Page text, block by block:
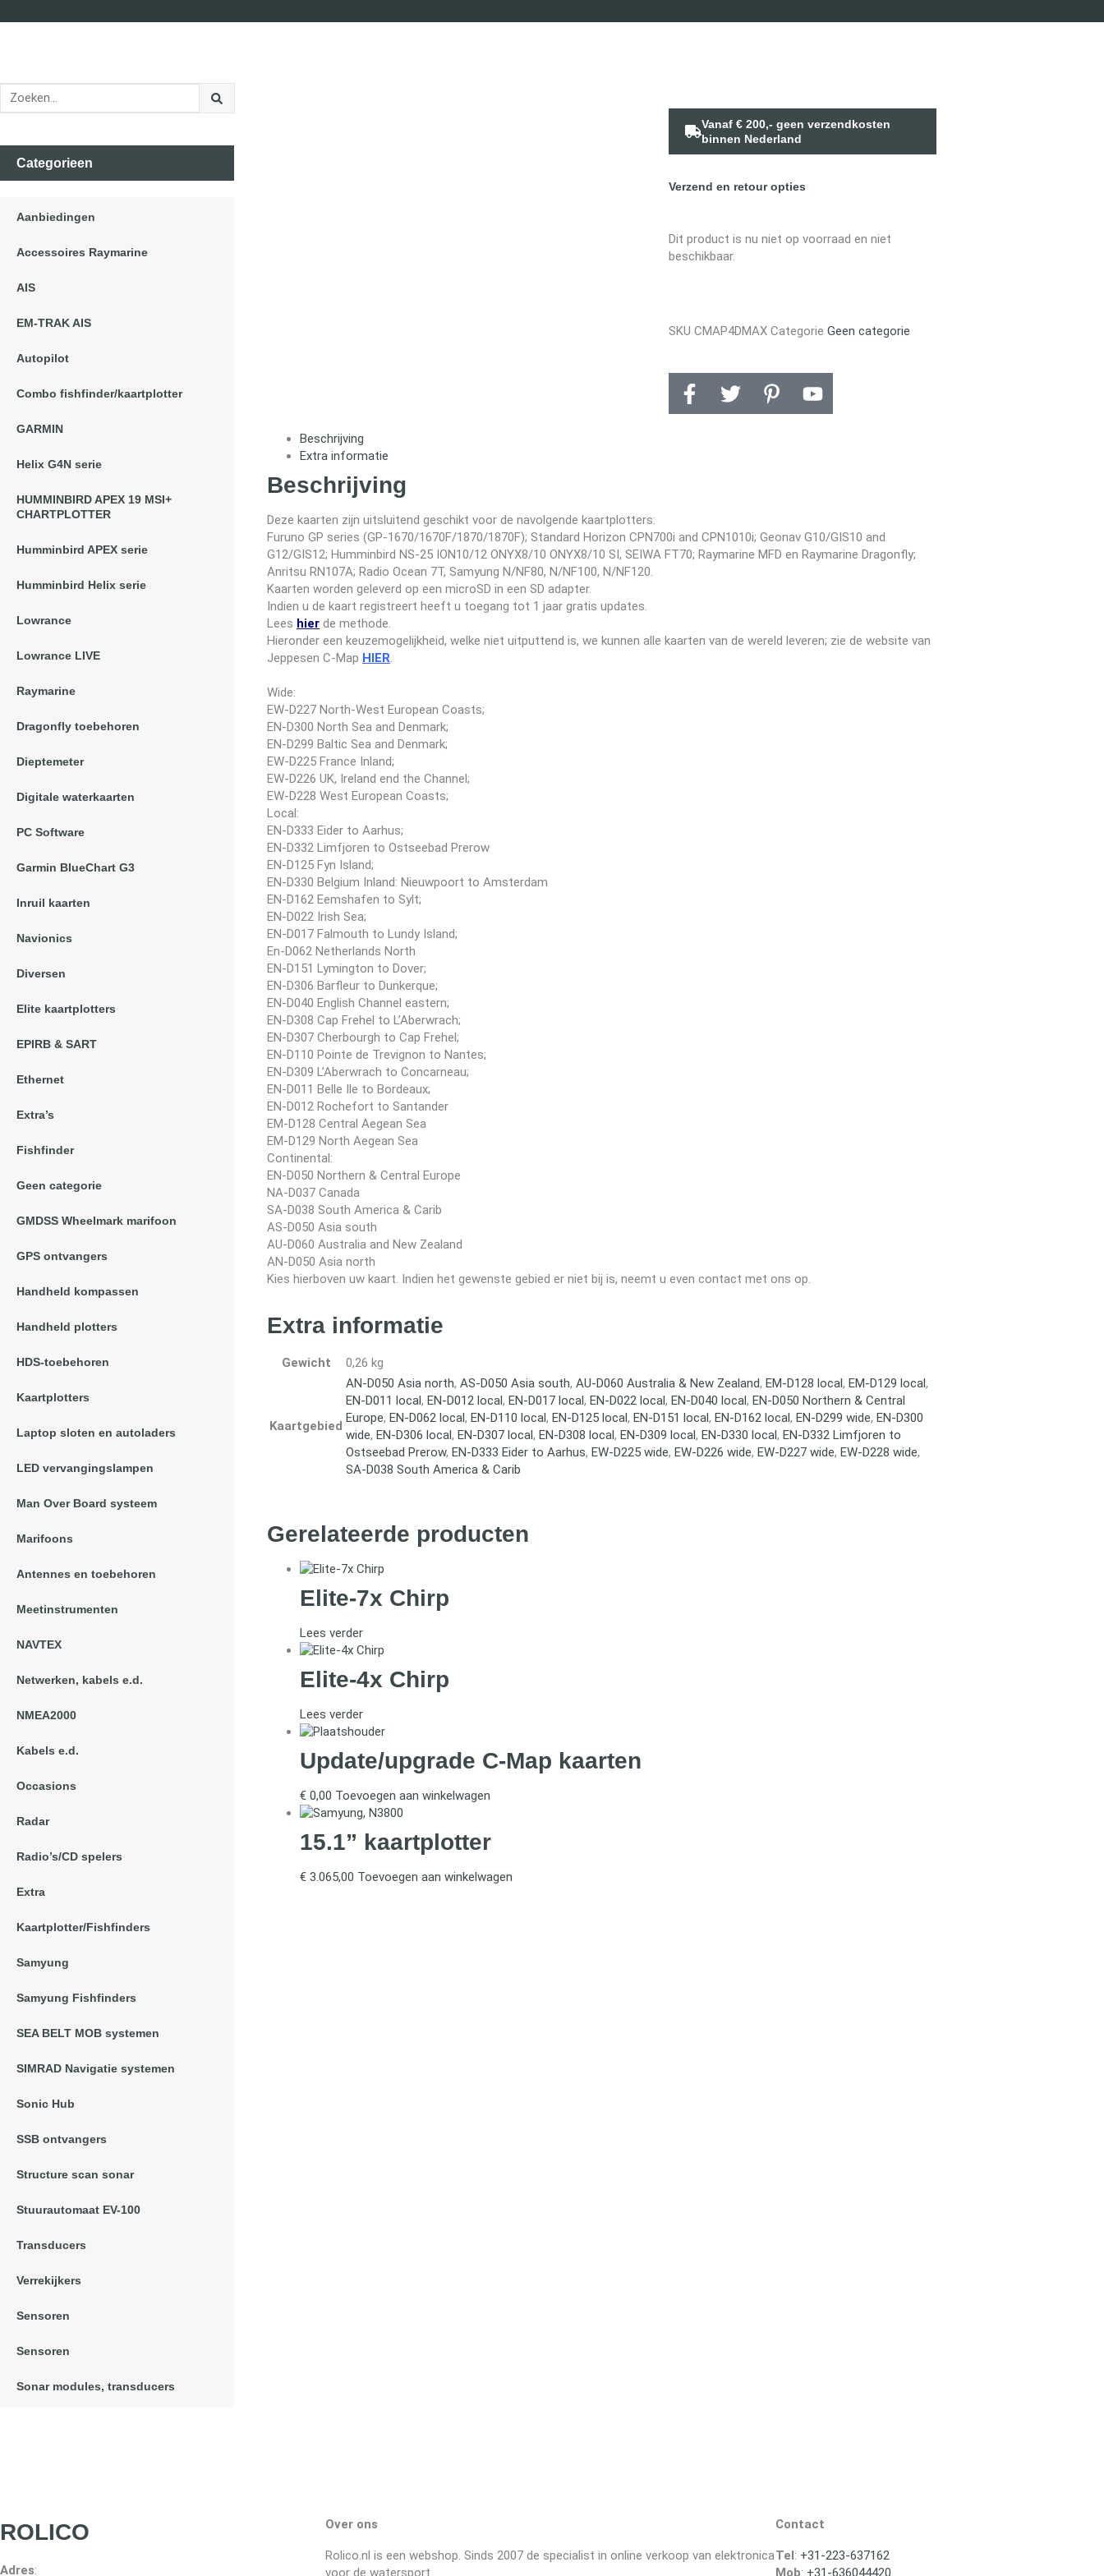
Categorieen
Aanbiedingen
Accessoires Raymarine
AIS
EM-TRAK AIS
Autopilot
Combo fishfinder/kaartplotter
GARMIN
Helix G4N serie
HUMMINBIRD APEX 19 MSI+
CHARTPLOTTER
Humminbird APEX serie
Humminbird Helix serie
Lowrance
Lowrance LIVE
Raymarine
Dragonfly toebehoren
Dieptemeter
Digitale waterkaarten
PC Software
Garmin BlueChart G3
Inruil kaarten
Navionics
Diversen
Elite kaartplotters
EPIRB & SART
Ethernet
Extra’s
Fishfinder
Geen categorie
GMDSS Wheelmark marifoon
GPS ontvangers
Handheld kompassen
Handheld plotters
HDS-toebehoren
Kaartplotters
Laptop sloten en autoladers
LED vervangingslampen
Man Over Board systeem
Marifoons
Antennes en toebehoren
Meetinstrumenten
NAVTEX
Netwerken, kabels e.d.
NMEA2000
Kabels e.d.
Occasions
Radar
Radio’s/CD spelers
Extra
Kaartplotter/Fishfinders
Samyung
Samyung Fishfinders
SEA BELT MOB systemen
SIMRAD Navigatie systemen
Sonic Hub
SSB ontvangers
Structure scan sonar
Stuurautomaat EV-100
Transducers
Verrekijkers
Sensoren
Sensoren
Sonar modules, transducers
Vanaf € 200,- geen verzendkosten
binnen Nederland
Verzend en retour opties
Dit product is nu niet op voorraad en niet
beschikbaar.
SKU CMAP4DMAX Categorie Geen categorie
Beschrijving
Extra informatie
Beschrijving
Deze kaarten zijn uitsluitend geschikt voor de navolgende kaartplotters:
Furuno GP series (GP-1670/1670F/1870/1870F); Standard Horizon CPN700i and CPN1010i; Geonav G10/GIS10 and
G12/GIS12; Humminbird NS-25 ION10/12 ONYX8/10 ONYX8/10 SI, SEIWA FT70; Raymarine MFD en Raymarine Dragonfly;
Anritsu RN107A; Radio Ocean 7T, Samyung N/NF80, N/NF100, N/NF120.
Kaarten worden geleverd op een microSD in een SD adapter.
Indien u de kaart registreert heeft u toegang tot 1 jaar gratis updates.
Lees hier de methode.
Hieronder een keuzemogelijkheid, welke niet uitputtend is, we kunnen alle kaarten van de wereld leveren; zie de website van
Jeppesen C-Map HIER.
Wide:
EW-D227 North-West European Coasts;
EN-D300 North Sea and Denmark;
EN-D299 Baltic Sea and Denmark;
EW-D225 France Inland;
EW-D226 UK, Ireland end the Channel;
EW-D228 West European Coasts;
Local:
EN-D333 Eider to Aarhus;
EN-D332 Limfjoren to Ostseebad Prerow
EN-D125 Fyn Island;
EN-D330 Belgium Inland: Nieuwpoort to Amsterdam
EN-D162 Eemshafen to Sylt;
EN-D022 Irish Sea;
EN-D017 Falmouth to Lundy Island;
En-D062 Netherlands North
EN-D151 Lymington to Dover;
EN-D306 Barfleur to Dunkerque;
EN-D040 English Channel eastern;
EN-D308 Cap Frehel to L’Aberwrach;
EN-D307 Cherbourgh to Cap Frehel;
EN-D110 Pointe de Trevignon to Nantes;
EN-D309 L’Aberwrach to Concarneau;
EN-D011 Belle Ile to Bordeaux;
EN-D012 Rochefort to Santander
EM-D128 Central Aegean Sea
EM-D129 North Aegean Sea
Continental:
EN-D050 Northern & Central Europe
NA-D037 Canada
SA-D038 South America & Carib
AS-D050 Asia south
AU-D060 Australia and New Zealand
AN-D050 Asia north
Kies hierboven uw kaart. Indien het gewenste gebied er niet bij is, neemt u even contact met ons op.
Extra informatie
Gewicht 0,26 kg
Kaartgebied
AN-D050 Asia north, AS-D050 Asia south, AU-D060 Australia & New Zealand, EM-D128 local, EM-D129 local,
EN-D011 local, EN-D012 local, EN-D017 local, EN-D022 local, EN-D040 local, EN-D050 Northern & Central
Europe, EN-D062 local, EN-D110 local, EN-D125 local, EN-D151 local, EN-D162 local, EN-D299 wide, EN-D300
wide, EN-D306 local, EN-D307 local, EN-D308 local, EN-D309 local, EN-D330 local, EN-D332 Limfjoren to
Ostseebad Prerow, EN-D333 Eider to Aarhus, EW-D225 wide, EW-D226 wide, EW-D227 wide, EW-D228 wide,
SA-D038 South America & Carib
Gerelateerde producten
Elite-7x Chirp
Lees verder
Elite-4x Chirp
Lees verder
Update/upgrade C-Map kaarten
€ 0,00 Toevoegen aan winkelwagen
15.1” kaartplotter
€ 3.065,00 Toevoegen aan winkelwagen
ROLICO
Adres:
Over ons
Rolico.nl is een webshop. Sinds 2007 de specialist in online verkoop van elektronica
voor de watersport.
Contact
Tel: +31-223-637162
Mob: +31-636044420